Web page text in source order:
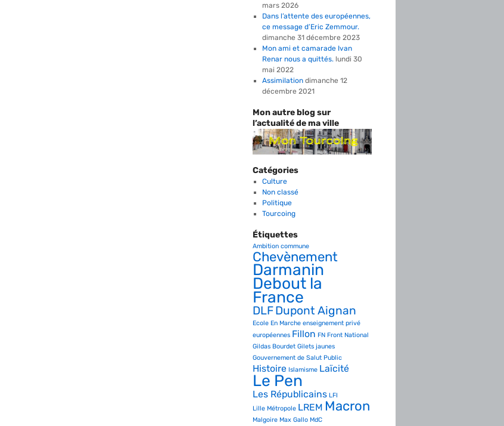
mars 2026
Dans l’attente des européennes,
ce message d’Eric Zemmour.
dimanche 31 décembre 2023
Mon ami et camarade Ivan
Renar nous a quittés. lundi 30
mai 2022
Assimilation dimanche 12
décembre 2021
Mon autre blog sur
l’actualité de ma ville
Catégories
Culture
Non classé
Politique
Tourcoing
Étiquettes
Ambition commune
Chevènement
Darmanin
Debout la
France
DLFDupont Aignan
Ecole En Marche enseignement privé
européennes Fillon FN Front National
Gildas Bourdet Gilets jaunes
Gouvernement de Salut Public
Histoire Islamisme Laïcité
Le Pen
Les Républicains LFI
Lille Métropole LREM Macron
Malgoire Max Gallo MdC